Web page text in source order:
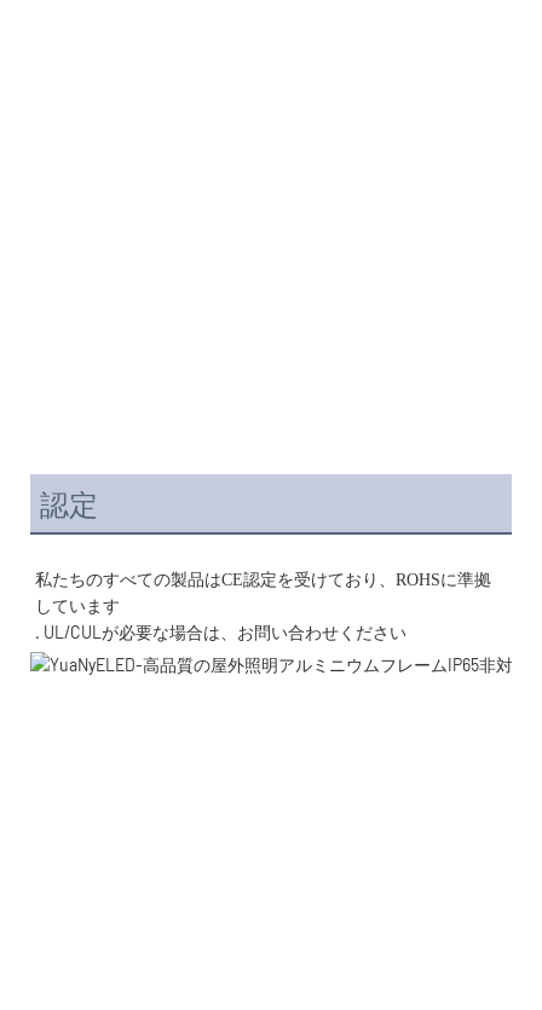
認定
私たちのすべての製品はCE認定を受けており、ROHSに準拠
. UL/CULが必要な場合は、お問い合わせください